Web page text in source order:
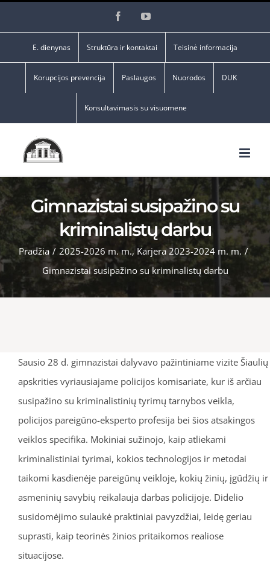
FacebookYouTube
E. dienynas Struktūra ir kontaktai Teisinė informacija
Korupcijos prevencija Paslaugos Nuorodos DUK
Konsultavimasis su visuomene
Gimnazistai susipažino su
kriminalistų darbu
Pradžia / 2025-2026 m. m., Karjera 2023-2024 m. m. /
Gimnazistai susipažino su kriminalistų darbu
Sausio 28 d. gimnazistai dalyvavo pažintiniame vizite Šiaulių
apskrities vyriausiajame policijos komisariate, kur iš arčiau
susipažino su kriminalistinių tyrimų tarnybos veikla,
policijos pareigūno-eksperto profesija bei šios atsakingos
veiklos specifika. Mokiniai sužinojo, kaip atliekami
kriminalistiniai tyrimai, kokios technologijos ir metodai
taikomi kasdienėje pareigūnų veikloje, kokių žinių, įgūdžių ir
asmeninių savybių reikalauja darbas policijoje. Didelio
susidomėjimo sulaukė praktiniai pavyzdžiai, leidę geriau
suprasti, kaip teorinės žinios pritaikomos realiose
situacijose.